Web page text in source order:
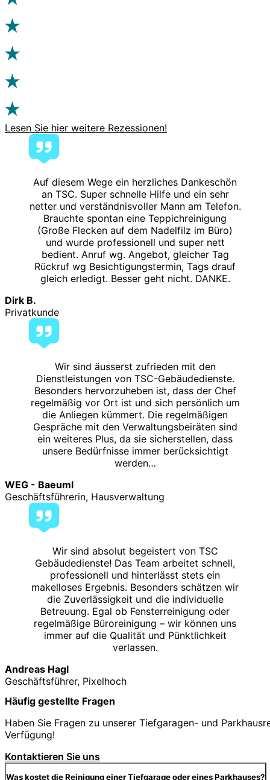
Lesen Sie hier weitere Rezessionen!
Auf diesem Wege ein herzliches Dankeschön
an TSC. Super schnelle Hilfe und ein sehr
netter und verständnisvoller Mann am Telefon.
Brauchte spontan eine Teppichreinigung
(Große Flecken auf dem Nadelfilz im Büro)
und wurde professionell und super nett
bedient. Anruf wg. Angebot, gleicher Tag
Rückruf wg Besichtigungstermin, Tags drauf
gleich erledigt. Besser geht nicht. DANKE.
Dirk B.
Privatkunde
Wir sind äusserst zufrieden mit den
Dienstleistungen von TSC-Gebäudedienste.
Besonders hervorzuheben ist, dass der Chef
regelmäßig vor Ort ist und sich persönlich um
die Anliegen kümmert. Die regelmäßigen
Gespräche mit den Verwaltungsbeiräten sind
ein weiteres Plus, da sie sicherstellen, dass
unsere Bedürfnisse immer berücksichtigt
werden…
WEG - Baeuml
Geschäftsführerin, Hausverwaltung
Wir sind absolut begeistert von TSC
Gebäudedienste! Das Team arbeitet schnell,
professionell und hinterlässt stets ein
makelloses Ergebnis. Besonders schätzen wir
die Zuverlässigkeit und die individuelle
Betreuung. Egal ob Fensterreinigung oder
regelmäßige Büroreinigung – wir können uns
immer auf die Qualität und Pünktlichkeit
verlassen.
Andreas Hagl
Geschäftsführer, Pixelhoch
Häufig gestellte Fragen
Haben Sie Fragen zu unserer Tiefgaragen- und
Verfügung!
Kontaktieren Sie uns
Was kostet die Reinigung einer Tiefgarage oder eines Parkhauses?